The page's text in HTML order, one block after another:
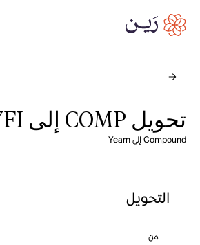
تحويل COMP إلى YFI
Compound إلى Yearn
التحويل
من